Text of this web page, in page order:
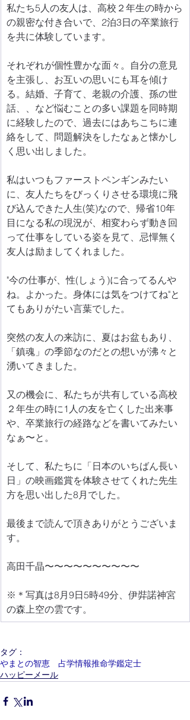
私たち5人の友人は、高校２年生の時から
の親密な付き合いで、2泊3日の卒業旅行
を共に体験しています。
それぞれが個性豊かな面々。自分の意見
を主張し、お互いの思いにも耳を傾け
る。結婚、子育て、老親の介護、孫の世
話、、など悩むことの多い課題を同時期
に経験したので、過去にはあちこちに連
絡をして、問題解決をしたなぁと懐かし
く思い出しました。
私はいつもファーストペンギンみたい
に、友人たちをびっくりさせる環境に飛
び込んできた人生(笑)なので、帰省10年
目になる私の現況が、相変わらず動き回
って仕事をしている姿を見て、忌憚無く
友人は励ましてくれました。
"今の仕事が、性(しょう)に合ってるんや
ね。よかった。身体には気をつけてね"と
てもありがたい言葉でした。
突然の友人の来訪に、夏はお盆もあり、
「鎮魂」の季節なのだとの想いが沸々と
湧いてきました。
又の機会に、私たちが共有している高校
２年生の時に1人の友を亡くした出来事
や、卒業旅行の経路などを書いてみたい
なぁ〜と。
そして、私たちに「日本のいちばん長い
日」の映画鑑賞を体験させてくれた先生
方を思い出した8月でした。
最後まで読んで頂きありがとうございま
す。
高田千晶〜〜〜〜〜〜〜〜〜〜
※＊写真は8月9日5時49分、伊弉諾神宮
の森上空の雲です。
タグ：
やまとの智恵 占学情報推命学鑑定士
ハッピーメール